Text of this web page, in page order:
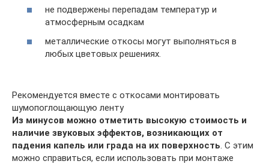
не подвержены перепадам температур и
атмосферным осадкам
металлические откосы могут выполняться в
любых цветовых решениях.
Рекомендуется вместе с откосами монтировать
шумопоглощающую ленту
Из минусов можно отметить высокую стоимость и
наличие звуковых эффектов, возникающих от
падения капель или града на их поверхность. С этим
можно справиться, если использовать при монтаже